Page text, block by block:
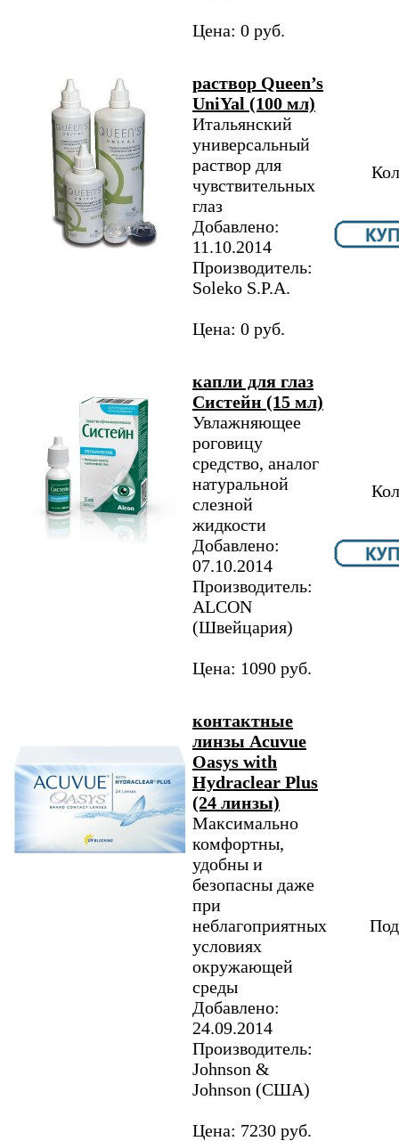
Цена: 0 руб.
раствор Queen’s
UniYal (100 мл)
Итальянский
универсальный
раствор для
чувствительных
глаз
Добавлено:
11.10.2014
Производитель:
Soleko S.P.A.
Цена: 0 руб.
капли для глаз
Систейн (15 мл)
Увлажняющее
роговицу
средство, аналог
натуральной
слезной
жидкости
Добавлено:
07.10.2014
Производитель:
ALCON
(Швейцария)
Цена: 1090 руб.
контактные
линзы Acuvue
Oasys with
Hydraclear Plus
(24 линзы)
Максимально
комфортны,
удобны и
безопасны даже
при
неблагоприятных
условиях
окружающей
среды
Добавлено:
24.09.2014
Производитель:
Johnson &
Johnson (США)
Цена: 7230 руб.